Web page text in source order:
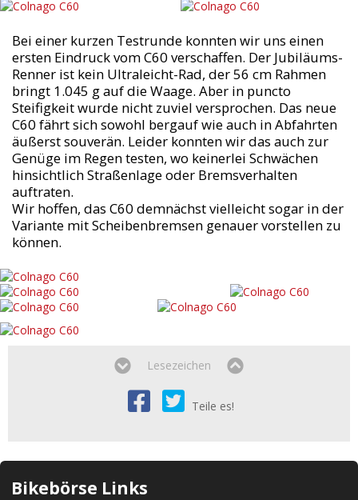
Bei einer kurzen Testrunde konnten wir uns einen
ersten Eindruck vom C60 verschaffen. Der Jubiläums-
Renner ist kein Ultraleicht-Rad, der 56 cm Rahmen
bringt 1.045 g auf die Waage. Aber in puncto
Steifigkeit wurde nicht zuviel versprochen. Das neue
C60 fährt sich sowohl bergauf wie auch in Abfahrten
äußerst souverän. Leider konnten wir das auch zur
Genüge im Regen testen, wo keinerlei Schwächen
hinsichtlich Straßenlage oder Bremsverhalten
auftraten.
Wir hoffen, das C60 demnächst vielleicht sogar in der
Variante mit Scheibenbremsen genauer vorstellen zu
können.
Lesezeichen
Teile es!
Bikebörse Links